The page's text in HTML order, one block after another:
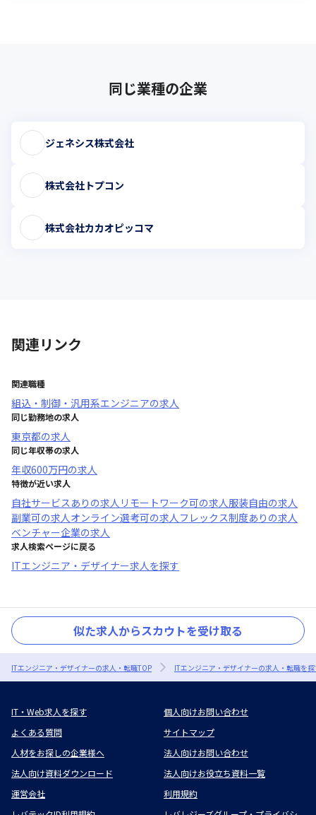
同じ業種の企業
ジェネシス株式会社
株式会社トプコン
株式会社カカオピッコマ
関連リンク
関連職種
組込・制御・汎用系エンジニアの求人
同じ勤務地の求人
東京都の求人
同じ年収帯の求人
年収600万円の求人
特徴が近い求人
自社サービスあり の求人 リモートワーク可の求人服装自由の求人
副業可の求人オンライン選考可の求人フレックス制度あり の求人
ベンチャー企業の求人
求人検索ページに戻る
ITエンジニア・デザイナー求人を探す
似た求人からスカウトを受け取る
ITエンジニア・デザイナーの求人・転職TOP ITエンジニア・デザイナーの求人・転職を
IT・Web求人を探す
個人向けお問い合わせ
よくある質問
サイトマップ
人材をお探しの企業様へ
法人向けお問い合わせ
法人向け資料ダウンロード
法人向けお役立ち資料一覧
運営会社
利用規約